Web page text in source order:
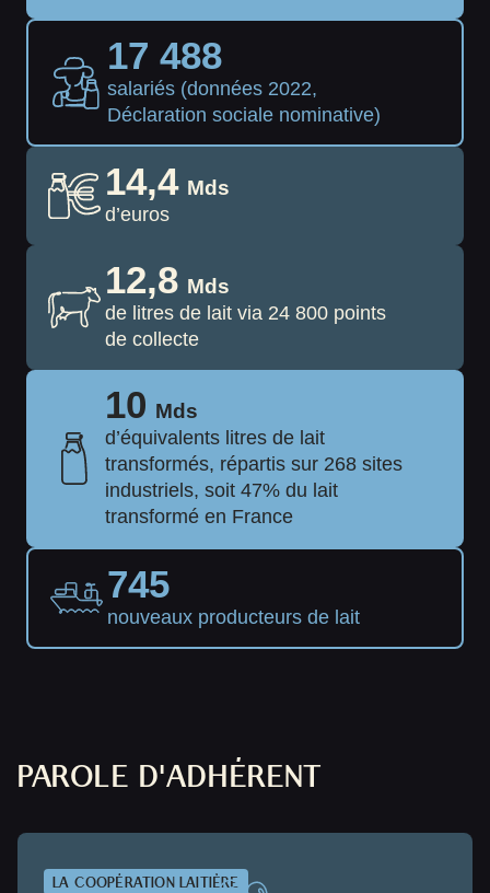
17 488
salariés (données 2022,
Déclaration sociale nominative)
14,4 Mds
d’euros
12,8 Mds
de litres de lait via 24 800 points
de collecte
10 Mds
d’équivalents litres de lait
transformés, répartis sur 268 sites
industriels, soit 47% du lait
transformé en France
745
nouveaux producteurs de lait
PAROLE D'ADHÉRENT
LA COOPÉRATION LAITIÈRE